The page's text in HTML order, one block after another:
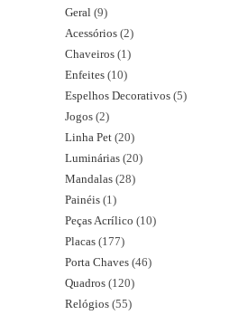
Geral 9
Acessórios 2
Chaveiros 1
Enfeites 10
Espelhos Decorativos 5
Jogos 2
Linha Pet 20
Luminárias 20
Mandalas 28
Painéis 1
Peças Acrílico 10
Placas 177
Porta Chaves 46
Quadros 120
Relógios 55